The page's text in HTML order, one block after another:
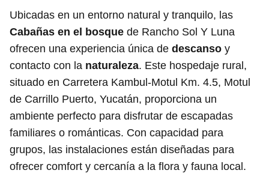
Ubicadas en un entorno natural y tranquilo, las
Cabañas en el bosque de Rancho Sol Y Luna
ofrecen una experiencia única de descanso y
contacto con la naturaleza. Este hospedaje rural,
situado en Carretera Kambul-Motul Km. 4.5, Motul
de Carrillo Puerto, Yucatán, proporciona un
ambiente perfecto para disfrutar de escapadas
familiares o románticas. Con capacidad para
grupos, las instalaciones están diseñadas para
ofrecer comfort y cercanía a la flora y fauna local.